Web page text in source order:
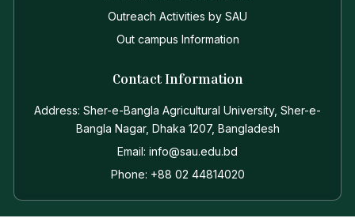
Outreach Activities by SAU
Out campus Information
Contact Information
Address: Sher-e-Bangla Agricultural University, Sher-e-
Bangla Nagar, Dhaka 1207, Bangladesh
Email: info@sau.edu.bd
Phone: +88 02 44814020